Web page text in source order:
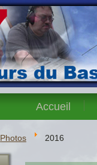
Accueil
Photos 2016